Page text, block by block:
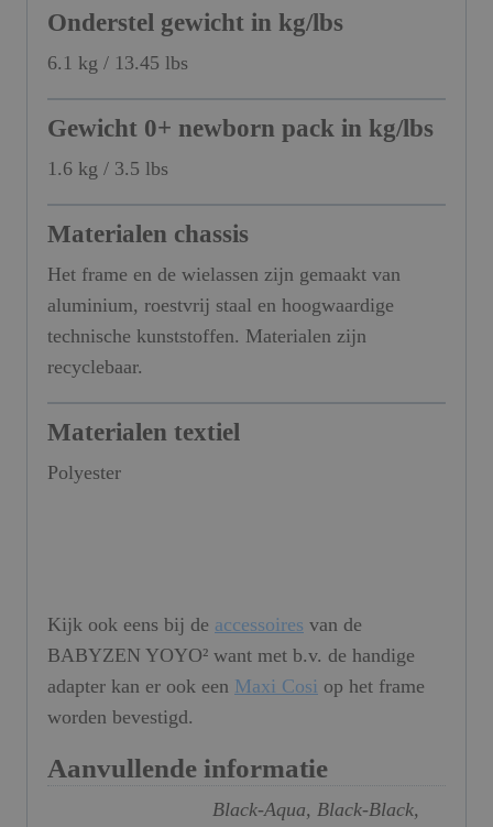
Onderstel gewicht in kg/lbs
6.1 kg / 13.45 lbs
Gewicht 0+ newborn pack in kg/lbs
1.6 kg / 3.5 lbs
Materialen chassis
Het frame en de wielassen zijn gemaakt van
aluminium, roestvrij staal en hoogwaardige
technische kunststoffen. Materialen zijn
recyclebaar.
Materialen textiel
Polyester
Kijk ook eens bij de accessoires van de
BABYZEN YOYO² want met b.v. de handige
adapter kan er ook een Maxi Cosi op het frame
worden bevestigd.
Aanvullende informatie
Black-Aqua, Black-Black,